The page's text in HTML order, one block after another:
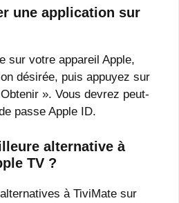
une application sur
sur votre appareil Apple,
désirée, puis appuyez sur
». Vous devrez peut-
passe Apple ID.
alternative à
TV ?
à TiviMate sur